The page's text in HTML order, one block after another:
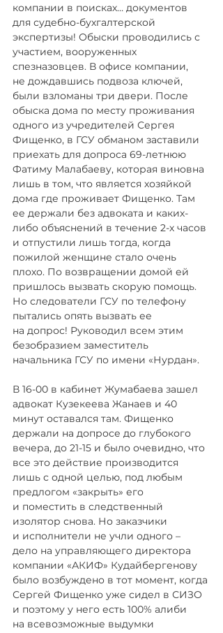
компании в поисках… документов
для судебно-бухгалтерской
экспертизы! Обыски проводились с
участием, вооруженных
спезназовцев. В офисе компании,
не дождавшись подвоза ключей,
были взломаны три двери. После
обыска дома по месту проживания
одного из учредителей Сергея
Фищенко, в ГСУ обманом заставили
приехать для допроса 69-летнюю
Фатиму Малабаеву, которая виновна
лишь в том, что является хозяйкой
дома где проживает Фищенко. Там
ее держали без адвоката и каких-
либо объяснений в течение 2-х часов
и отпустили лишь тогда, когда
пожилой женщине стало очень
плохо. По возвращении домой ей
пришлось вызвать скорую помощь.
Но следователи ГСУ по телефону
пытались опять вызвать ее
на допрос! Руководил всем этим
безобразием заместитель
начальника ГСУ по имени «Нурдан».
В 16-00 в кабинет Жумабаева зашел
адвокат Кузекеева Жанаев и 40
минут оставался там. Фищенко
держали на допросе до глубокого
вечера, до 21-15 и было очевидно, что
все это действие производится
лишь с одной целью, под любым
предлогом «закрыть» его
и поместить в следственный
изолятор снова. Но заказчики
и исполнители не учли одного –
дело на управляющего директора
компании «АКИФ» Кудайбергенову
было возбуждено в тот момент, когда
Сергей Фищенко уже сидел в СИЗО
и поэтому у него есть 100% алиби
на всевозможные выдумки